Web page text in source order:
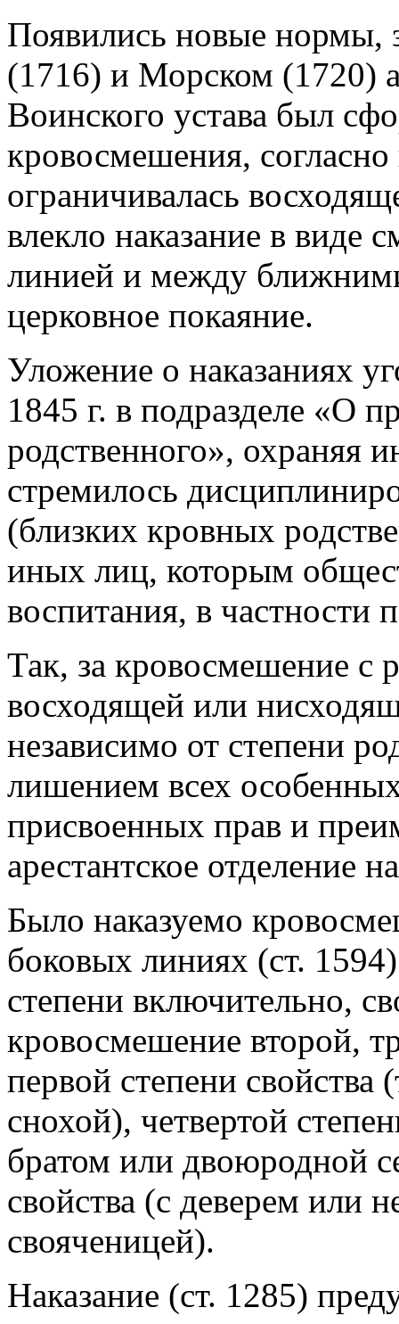
Появились новые нормы,
(1716) и Морском (1720)
Воинского устава был
кровосмешения, согласно
ограничивалась
влекло наказание в виде
линией и между
церковное покаяние.
Уложение о наказаниях
1845 г. в подразделе «О
родственного», охраняя
стремилось
(близких кровных
иных лиц, которым
воспитания, в частности
Так, за кровосмешение с
восходящей или
независимо от степени
лишением всех
присвоенных прав и
арестантское отделение
Было наказуемо
боковых линиях (ст.
степени включительно,
кровосмешение второй,
первой степени свойства
снохой), четвертой
братом или двоюродной
свойства (с деверем или
свояченицей).
Наказание (ст. 1285)